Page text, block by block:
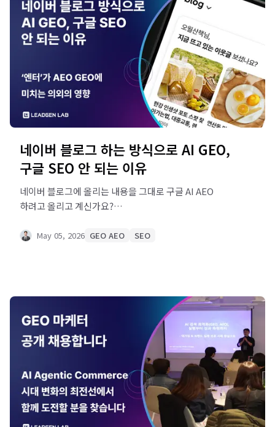
네이버 블로그 하는 방식으로 AI GEO,
구글 SEO 안 되는 이유
네이버 블로그에 올리는 내용을 그대로 구글 AI AEO
하려고 올리고 계신가요?
콘텐츠가 인용되지 않는 이유, 알고 보면 네이버 블로그
May 05, 2026 GEO AEO SEO